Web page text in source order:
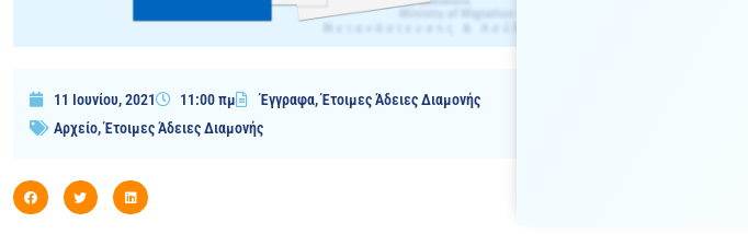
11 Ιουνίου, 2021 11:00 πμ Έγγραφα,Έτοιμες Άδειες Διαμονής
Αρχείο,Έτοιμες Άδειες Διαμονής